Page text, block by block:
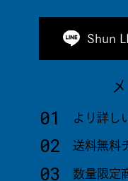
Shun
01 より詳し
02 送料無料
03 数量限定